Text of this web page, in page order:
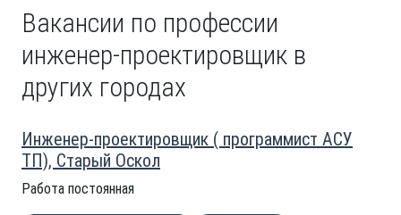
Вакансии по профессии
инженер-проектировщик в
других городах
Инженер-проектировщик ( программист АСУ
ТП), Старый Оскол
Работа постоянная